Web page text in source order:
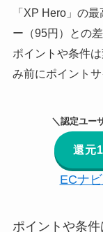
「XP Hero」の
ー（95円）との差
ポイントや条件
み前にポイント
＼認定ユー
還元
ECナ
ポイントや条件